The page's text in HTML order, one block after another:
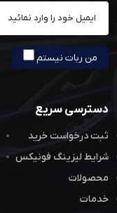
من ربات نیستم
دسترسی سریع
ثبت درخواست خرید
شرایط لیزینگ فونیکس
محصولات
خدمات